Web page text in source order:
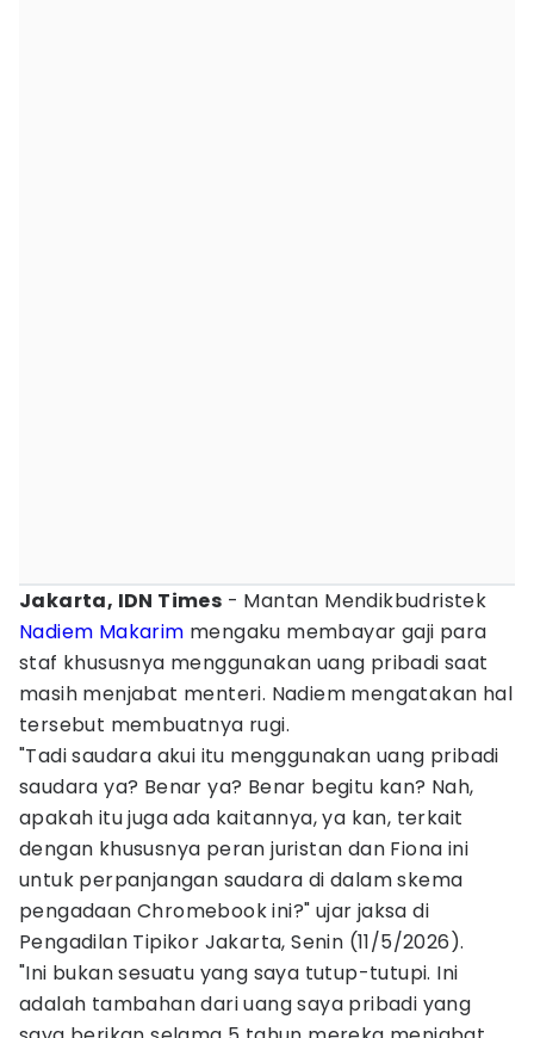
Jakarta, IDN Times - Mantan Mendikbudristek
Nadiem Makarim mengaku membayar gaji para
staf khususnya menggunakan uang pribadi saat
masih menjabat menteri. Nadiem mengatakan hal
tersebut membuatnya rugi.
"Tadi saudara akui itu menggunakan uang pribadi
saudara ya? Benar ya? Benar begitu kan? Nah,
apakah itu juga ada kaitannya, ya kan, terkait
dengan khususnya peran juristan dan Fiona ini
untuk perpanjangan saudara di dalam skema
pengadaan Chromebook ini?" ujar jaksa di
Pengadilan Tipikor Jakarta, Senin (11/5/2026).
"Ini bukan sesuatu yang saya tutup-tutupi. Ini
adalah tambahan dari uang saya pribadi yang